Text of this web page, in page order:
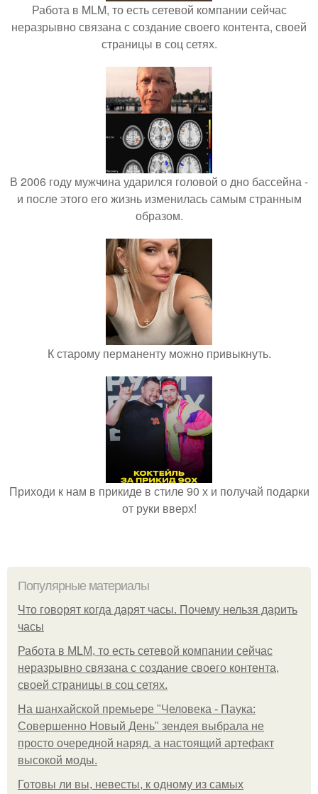
Работа в MLM, то есть сетевой компании сейчас
неразрывно связана с создание своего контента, своей
страницы в соц сетях.
В 2006 году мужчина ударился головой о дно бассейна -
и после этого его жизнь изменилась самым странным
образом.
К старому перманенту можно привыкнуть.
Приходи к нам в прикиде в стиле 90 х и получай подарки
от руки вверх!
Популярные материалы
Что говорят когда дарят часы. Почему нельзя дарить
часы
Работа в MLM, то есть сетевой компании сейчас
неразрывно связана с создание своего контента,
своей страницы в соц сетях.
На шанхайской премьере "Человека - Паука:
Совершенно Новый День" зендея выбрала не
просто очередной наряд, а настоящий артефакт
высокой моды.
Готовы ли вы, невесты, к одному из самых